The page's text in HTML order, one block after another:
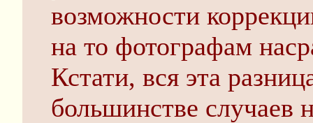
возможности
на то фотографам
Кстати, вся эта
большинстве случаев